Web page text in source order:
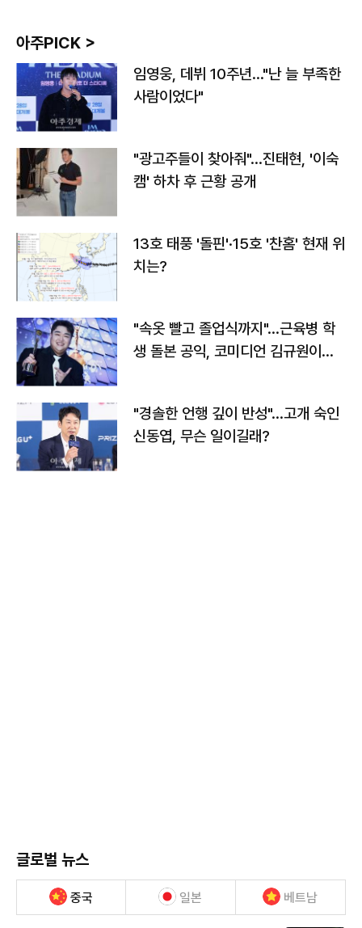
아주PICK >
임영웅, 데뷔 10주년…"난 늘 부족한
사람이었다"
"광고주들이 찾아줘"…진태현, '이숙
캠' 하차 후 근황 공개
13호 태풍 '돌핀'·15호 '찬홈' 현재 위
치는?
"속옷 빨고 졸업식까지"…근육병 학
생 돌본 공익, 코미디언 김규원이었
"경솔한 언행 깊이 반성"…고개 숙인
신동엽, 무슨 일이길래?
글로벌 뉴스
중국 일본 베트남